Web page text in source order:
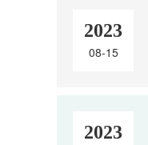
2023
08-15
2023